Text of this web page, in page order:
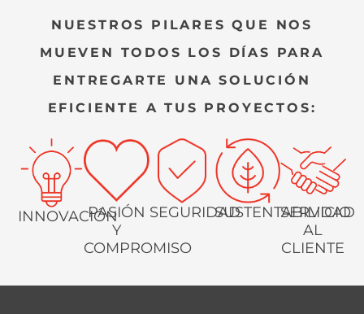
NUESTROS PILARES QUE NOS
MUEVEN TODOS LOS DÍAS PARA
ENTREGARTE UNA SOLUCIÓN
EFICIENTE A TUS PROYECTOS:
INNOVACIÓNPASIÓN
Y
COMPROMISO
SEGURIDADSUSTENTABILIDAD
SERVICIO
AL
CLIENTE